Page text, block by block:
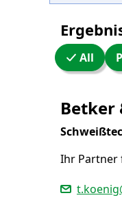
All
Betker
Ihr Partner